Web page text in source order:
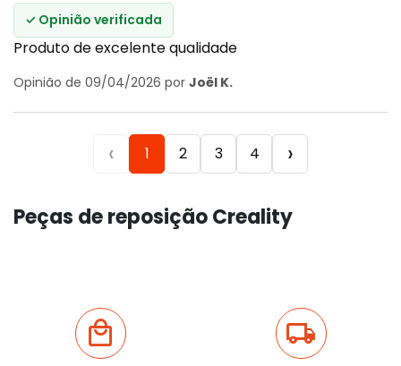
✓ Opinião verificada
Produto de excelente qualidade
Opinião de 09/04/2026 por Joël K.
‹ 1 2 3 4 ›
Peças de reposição Creality